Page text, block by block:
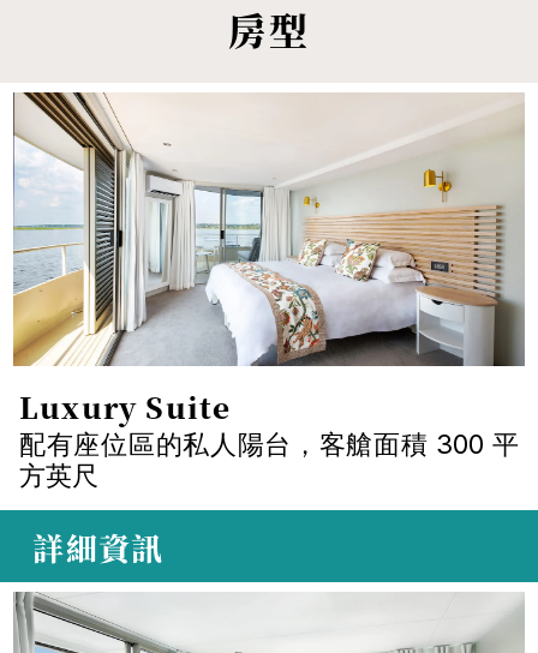
房型
Luxury Suite
配有座位區的私人陽台，客艙面積 300 平
方英尺
詳細資訊